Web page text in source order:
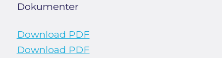
Dokumenter
Download PDF
Download PDF